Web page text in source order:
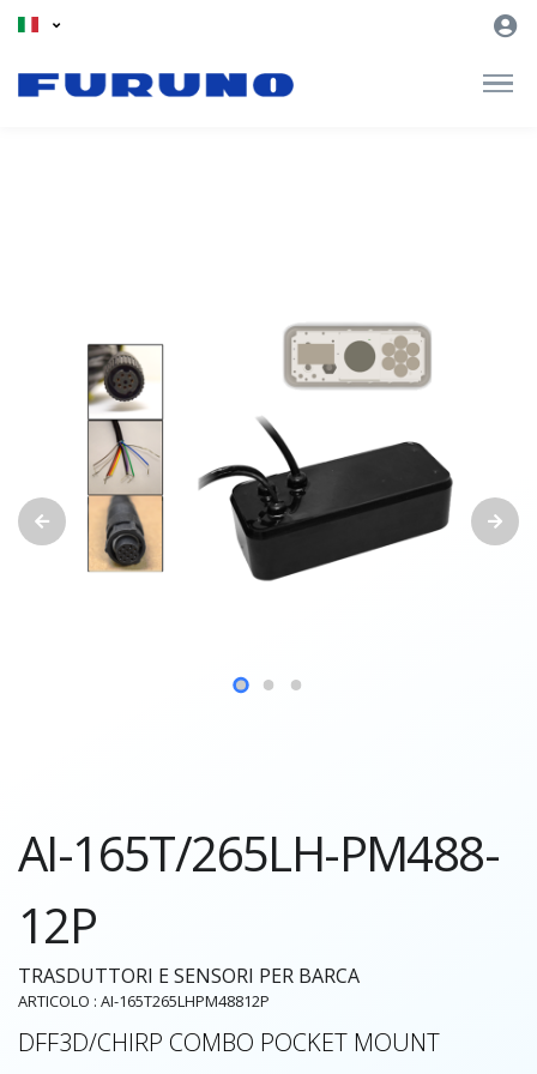
AI-165T/265LH-PM488-
12P
TRASDUTTORI E SENSORI PER BARCA
ARTICOLO : AI-165T265LHPM48812P
DFF3D/CHIRP COMBO POCKET MOUNT